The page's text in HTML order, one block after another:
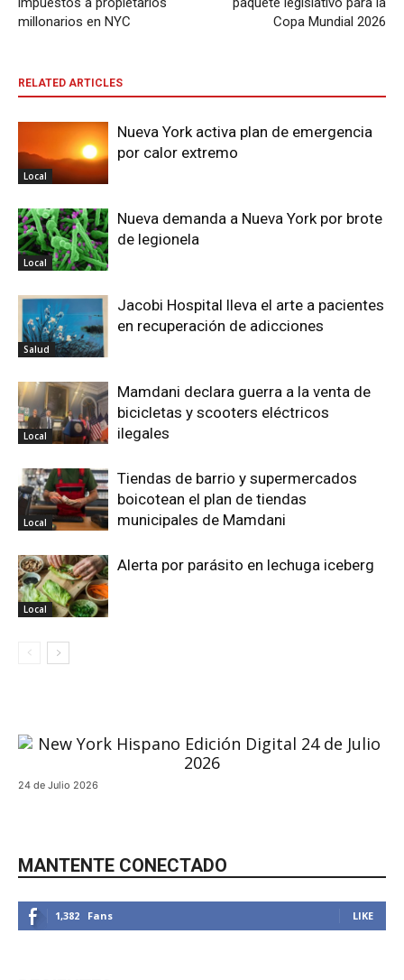
millonarios en NYC
Copa Mundial 2026
RELATED ARTICLES
Local
Nueva York activa plan de emergencia
por calor extremo
Local
Nueva demanda a Nueva York por brote
de legionela
Salud
Jacobi Hospital lleva el arte a pacientes
en recuperación de adicciones
Local
Mamdani declara guerra a la venta de
bicicletas y scooters eléctricos
ilegales
Local
Tiendas de barrio y supermercados
boicotean el plan de tiendas
municipales de Mamdani
Local
Alerta por parásito en lechuga iceberg
24 de Julio 2026
MANTENTE CONECTADO
1,382 Fans LIKE